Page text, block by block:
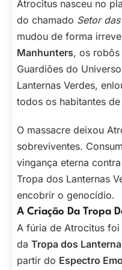
Atrocitus nasceu no
do chamado Setor
mudou de forma
Manhunters, os
Guardiões do
Lanternas Verdes,
todos os habitantes
O massacre deixou
sobreviventes.
vingança eterna
Tropa dos Lanternas
encobrir o genocídio.
A Criação Da Tropa
A fúria de Atrocitus
da Tropa dos
partir do Espectro